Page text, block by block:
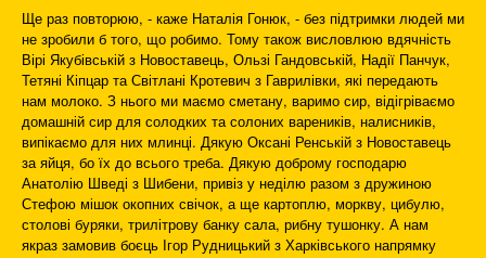
Ще раз повторюю, - каже Наталія Гонюк, - без підтримки людей ми
не зробили б того, що робимо. Тому також висловлюю вдячність
Вірі Якубівській з Новоставець, Ользі Гандовській, Надії Панчук,
Тетяні Кіпцар та Світлані Кротевич з Гаврилівки, які передають
нам молоко. З нього ми маємо сметану, варимо сир, відігріваємо
домашній сир для солодких та солоних вареників, налисників,
випікаємо для них млинці. Дякую Оксані Ренській з Новоставець
за яйця, бо їх до всього треба. Дякую доброму господарю
Анатолію Шведі з Шибени, привіз у неділю разом з дружиною
Стефою мішок окопних свічок, а ще картоплю, моркву, цибулю,
столові буряки, трилітрову банку сала, рибну тушонку. А нам
якраз замовив боєць Ігор Рудницький з Харківського напрямку